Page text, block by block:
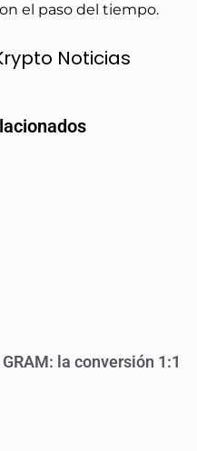
el paso del tiempo.
Noticias
la conversión 1:1